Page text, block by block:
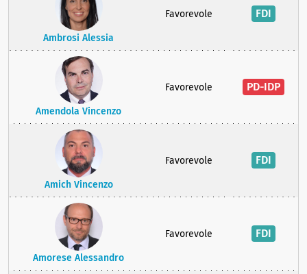
Ambrosi Alessia
Favorevole FDI
Amendola Vincenzo
Favorevole PD-IDP
Amich Vincenzo
Favorevole FDI
Amorese Alessandro
Favorevole FDI